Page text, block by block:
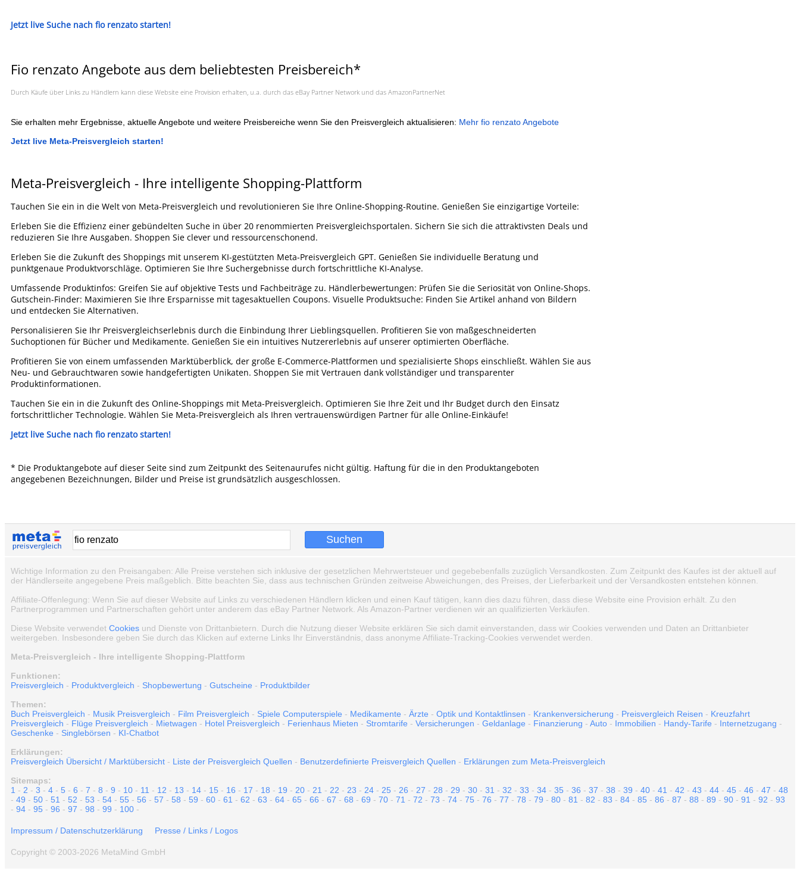
Jetzt live Suche nach fio renzato starten!
Fio renzato Angebote aus dem beliebtesten Preisbereich*
Durch Käufe über Links zu Händlern kann diese Website eine Provision erhalten, u.a. durch das eBay Partner Network und das AmazonPartnerNet
Sie erhalten mehr Ergebnisse, aktuelle Angebote und weitere Preisbereiche wenn Sie den Preisvergleich aktualisieren: Mehr fio renzato Angebote
Jetzt live Meta-Preisvergleich starten!
Meta-Preisvergleich - Ihre intelligente Shopping-Plattform
Tauchen Sie ein in die Welt von Meta-Preisvergleich und revolutionieren Sie Ihre Online-Shopping-Routine. Genießen Sie einzigartige Vorteile:
Erleben Sie die Effizienz einer gebündelten Suche in über 20 renommierten Preisvergleichsportalen. Sichern Sie sich die attraktivsten Deals und
reduzieren Sie Ihre Ausgaben. Shoppen Sie clever und ressourcenschonend.
Erleben Sie die Zukunft des Shoppings mit unserem KI-gestützten Meta-Preisvergleich GPT. Genießen Sie individuelle Beratung und
punktgenaue Produktvorschläge. Optimieren Sie Ihre Suchergebnisse durch fortschrittliche KI-Analyse.
Umfassende Produktinfos: Greifen Sie auf objektive Tests und Fachbeiträge zu. Händlerbewertungen: Prüfen Sie die Seriosität von Online-Shops.
Gutschein-Finder: Maximieren Sie Ihre Ersparnisse mit tagesaktuellen Coupons. Visuelle Produktsuche: Finden Sie Artikel anhand von Bildern
und entdecken Sie Alternativen.
Personalisieren Sie Ihr Preisvergleichserlebnis durch die Einbindung Ihrer Lieblingsquellen. Profitieren Sie von maßgeschneiderten
Suchoptionen für Bücher und Medikamente. Genießen Sie ein intuitives Nutzererlebnis auf unserer optimierten Oberfläche.
Profitieren Sie von einem umfassenden Marktüberblick, der große E-Commerce-Plattformen und spezialisierte Shops einschließt. Wählen Sie aus
Neu- und Gebrauchtwaren sowie handgefertigten Unikaten. Shoppen Sie mit Vertrauen dank vollständiger und transparenter
Produktinformationen.
Tauchen Sie ein in die Zukunft des Online-Shoppings mit Meta-Preisvergleich. Optimieren Sie Ihre Zeit und Ihr Budget durch den Einsatz
fortschrittlicher Technologie. Wählen Sie Meta-Preisvergleich als Ihren vertrauenswürdigen Partner für alle Online-Einkäufe!
Jetzt live Suche nach fio renzato starten!
* Die Produktangebote auf dieser Seite sind zum Zeitpunkt des Seitenaurufes nicht gültig. Haftung für die in den Produktangeboten
angegebenen Bezeichnungen, Bilder und Preise ist grundsätzlich ausgeschlossen.
Wichtige Information zu den Preisangaben: Alle Preise verstehen sich inklusive der gesetzlichen Mehrwertsteuer und gegebebenfalls zuzüglich Versandkosten. Zum Zeitpunkt des Kaufes ist der aktuell auf
der Händlerseite angegebene Preis maßgeblich. Bitte beachten Sie, dass aus technischen Gründen zeitweise Abweichungen, des Preises, der Lieferbarkeit und der Versandkosten entstehen können.
Affiliate-Offenlegung: Wenn Sie auf dieser Website auf Links zu verschiedenen Händlern klicken und einen Kauf tätigen, kann dies dazu führen, dass diese Website eine Provision erhält. Zu den
Partnerprogrammen und Partnerschaften gehört unter anderem das eBay Partner Network. Als Amazon-Partner verdienen wir an qualifizierten Verkäufen.
Diese Website verwendet Cookies und Dienste von Drittanbietern. Durch die Nutzung dieser Website erklären Sie sich damit einverstanden, dass wir Cookies verwenden und Daten an Drittanbieter
weitergeben. Insbesondere geben Sie durch das Klicken auf externe Links Ihr Einverständnis, dass anonyme Affiliate-Tracking-Cookies verwendet werden.
Meta-Preisvergleich - Ihre intelligente Shopping-Plattform
Funktionen:
Preisvergleich - Produktvergleich - Shopbewertung - Gutscheine - Produktbilder
Themen:
Buch Preisvergleich - Musik Preisvergleich - Film Preisvergleich - Spiele Computerspiele - Medikamente - Ärzte - Optik und Kontaktlinsen - Krankenversicherung - Preisvergleich Reisen - Kreuzfahrt
Preisvergleich - Flüge Preisvergleich - Mietwagen - Hotel Preisvergleich - Ferienhaus Mieten - Stromtarife - Versicherungen - Geldanlage - Finanzierung - Auto - Immobilien - Handy-Tarife - Internetzugang -
Geschenke - Singlebörsen - KI-Chatbot
Erklärungen:
Preisvergleich Übersicht / Marktübersicht - Liste der Preisvergleich Quellen - Benutzerdefinierte Preisvergleich Quellen - Erklärungen zum Meta-Preisvergleich
Sitemaps:
1 - 2 - 3 - 4 - 5 - 6 - 7 - 8 - 9 - 10 - 11 - 12 - 13 - 14 - 15 - 16 - 17 - 18 - 19 - 20 - 21 - 22 - 23 - 24 - 25 - 26 - 27 - 28 - 29 - 30 - 31 - 32 - 33 - 34 - 35 - 36 - 37 - 38 - 39 - 40 - 41 - 42 - 43 - 44 - 45 - 46 - 47 - 48
- 49 - 50 - 51 - 52 - 53 - 54 - 55 - 56 - 57 - 58 - 59 - 60 - 61 - 62 - 63 - 64 - 65 - 66 - 67 - 68 - 69 - 70 - 71 - 72 - 73 - 74 - 75 - 76 - 77 - 78 - 79 - 80 - 81 - 82 - 83 - 84 - 85 - 86 - 87 - 88 - 89 - 90 - 91 - 92 - 93
- 94 - 95 - 96 - 97 - 98 - 99 - 100 -
Impressum / Datenschutzerklärung Presse / Links / Logos
Copyright © 2003-2026 MetaMind GmbH